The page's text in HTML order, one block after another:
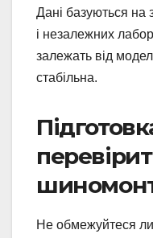
Дані базуються на
і незалежних
залежать від
стабільна.
Не обмежуйтеся